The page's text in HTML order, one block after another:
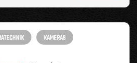
KAMERAS